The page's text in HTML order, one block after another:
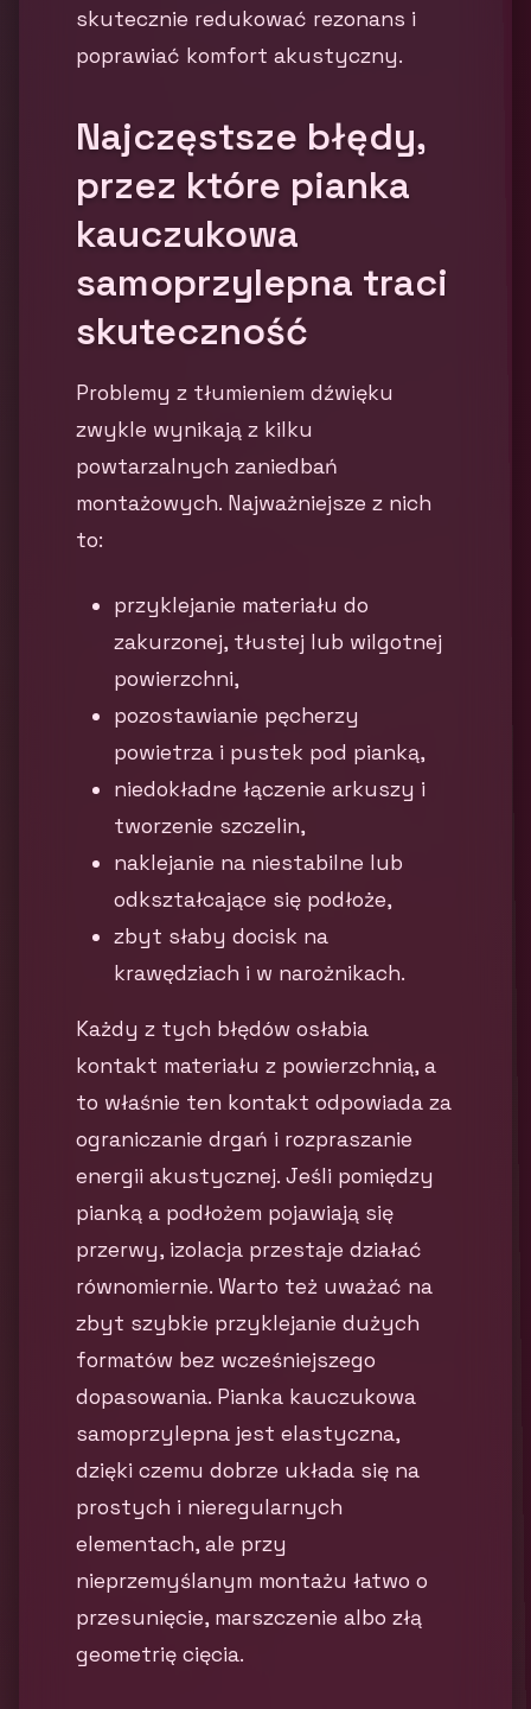
skutecznie redukować rezonans i
poprawiać komfort akustyczny.
Najczęstsze błędy,
przez które pianka
kauczukowa
samoprzylepna traci
skuteczność
Problemy z tłumieniem dźwięku
zwykle wynikają z kilku
powtarzalnych zaniedbań
montażowych. Najważniejsze z nich
to:
przyklejanie materiału do
zakurzonej, tłustej lub wilgotnej
powierzchni,
pozostawianie pęcherzy
powietrza i pustek pod pianką,
niedokładne łączenie arkuszy i
tworzenie szczelin,
naklejanie na niestabilne lub
odkształcające się podłoże,
zbyt słaby docisk na
krawędziach i w narożnikach.
Każdy z tych błędów osłabia
kontakt materiału z powierzchnią, a
to właśnie ten kontakt odpowiada za
ograniczanie drgań i rozpraszanie
energii akustycznej. Jeśli pomiędzy
pianką a podłożem pojawiają się
przerwy, izolacja przestaje działać
równomiernie. Warto też uważać na
zbyt szybkie przyklejanie dużych
formatów bez wcześniejszego
dopasowania. Pianka kauczukowa
samoprzylepna jest elastyczna,
dzięki czemu dobrze układa się na
prostych i nieregularnych
elementach, ale przy
nieprzemyślanym montażu łatwo o
przesunięcie, marszczenie albo złą
geometrię cięcia.